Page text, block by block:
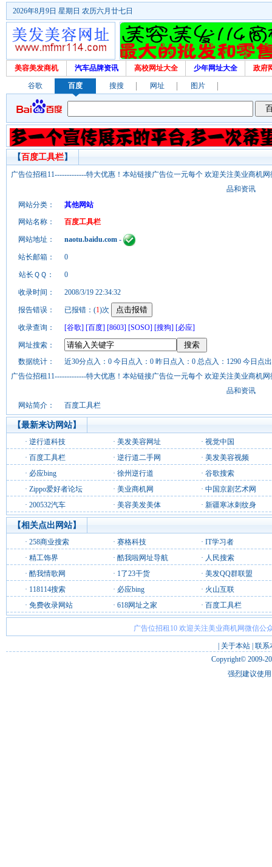
2026年8月9日 星期日 农历六月廿七日
美容美发商机 汽车品牌资讯 高校网址大全 少年网址大全 政府
谷歌 百度 搜搜 网址 图片
【百度工具栏】
广告位招租11-------------特大优惠！本站链接广告位一元每个 欢迎关注美业商机
品和资讯
网站分类：
其他网站
网站名称：
百度工具栏
网站地址： naotu.baidu.com -
站长邮箱： 0
站长ＱＱ： 0
收录时间： 2008/3/19 22:34:32
报告错误： 已报错：(1)次
收录查询： [谷歌] [百度] [8603] [SOSO] [搜狗] [必应]
网址搜索：
数据统计：
近30分点入：0 今日点入：0 昨日点入：0 总点入：1290 今日点
广告位招租11-------------特大优惠！本站链接广告位一元每个 欢迎关注美业商机
品和资讯
网站简介：
百度工具栏
【最新来访网站】
· 逆行道科技 · 美发美容网址 · 视觉中国
· 百度工具栏 · 逆行道二手网 · 美发美容视频
· 必应bing · 徐州逆行道 · 谷歌搜索
· Zippo爱好者论坛 · 美业商机网 · 中国京剧艺术网
· 200532汽车 · 美容美发美体 · 新疆寒冰刺纹身
【相关点出网站】
· 258商业搜索 · 赛格科技 · IT学习者
· 精工饰界 · 酷我啦网址导航 · 人民搜索
· 酷我情歌网 · 1了23干货 · 美发QQ群联盟
· 118114搜索 · 必应bing · 火山互联
· 免费收录网站 · 618网址之家 · 百度工具栏
广告位招租10 欢迎关注美业商机网微信公
关于本站 联系
Copyright© 2009-
强烈建议使